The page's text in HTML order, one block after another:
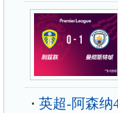
英超-阿森纳